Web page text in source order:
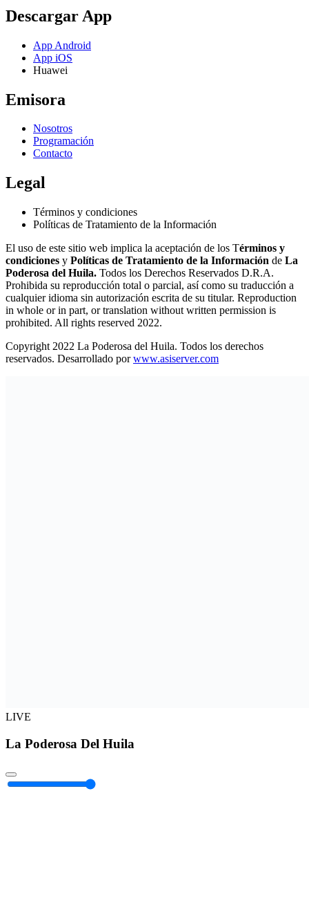
Descargar App
App Android
App iOS
Huawei
Emisora
Nosotros
Programación
Contacto
Legal
Términos y condiciones
Políticas de Tratamiento de la Información
El uso de este sitio web implica la aceptación de los Términos y
condiciones y Políticas de Tratamiento de la Información de La
Poderosa del Huila. Todos los Derechos Reservados D.R.A.
Prohibida su reproducción total o parcial, así como su traducción a
cualquier idioma sin autorización escrita de su titular. Reproduction
in whole or in part, or translation without written permission is
prohibited. All rights reserved 2022.
Copyright 2022 La Poderosa del Huila. Todos los derechos
reservados. Desarrollado porwww.asiserver.com
LIVE
La Poderosa Del Huila